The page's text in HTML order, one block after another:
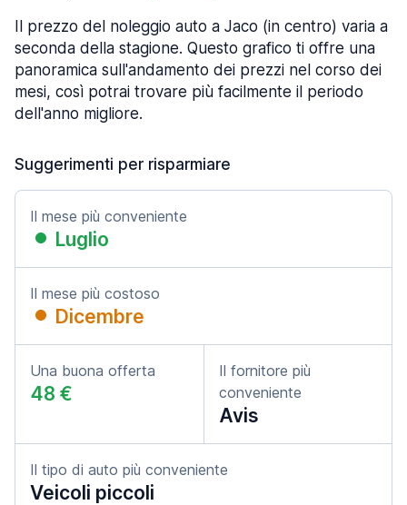
Il prezzo del noleggio auto a Jaco (in centro) varia a
seconda della stagione. Questo grafico ti offre una
panoramica sull'andamento dei prezzi nel corso dei
mesi, così potrai trovare più facilmente il periodo
dell'anno migliore.
Suggerimenti per risparmiare
Il mese più conveniente
Luglio
Il mese più costoso
Dicembre
Una buona offerta
48 €
Il fornitore più
conveniente
Avis
Il tipo di auto più conveniente
Veicoli piccoli